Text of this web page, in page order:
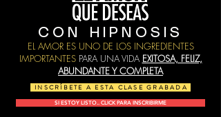
CON HIPNOSIS
EL AMOR ES UNO DE LOS INGREDIENTES
IMPORTANTESPARA UNA VIDA EXITOSA, FELIZ,
ABUNDANTE Y COMPLETA
INSCRÍBETE A ESTA CLASE GRABADA
SI ESTOY LISTO.. CLICK PARA INSCRIBIRME